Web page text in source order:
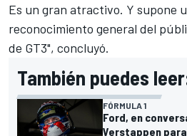
Es un gran atractivo. Y supone
reconocimiento general del
de GT3", concluyó.
También puedes
FÓRMULA 1
Ford, en
Verstappen